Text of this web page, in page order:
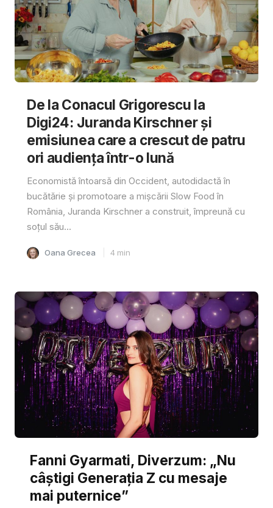
De la Conacul Grigorescu la
Digi24: Juranda Kirschner și
emisiunea care a crescut de patru
ori audiența într-o lună
Economistă întoarsă din Occident, autodidactă în
bucătărie și promotoare a mișcării Slow Food în
România, Juranda Kirschner a construit, împreună cu
soțul său...
Oana Grecea 4 min
Fanni Gyarmati, Diverzum: „Nu
câștigi Generația Z cu mesaje
mai puternice”